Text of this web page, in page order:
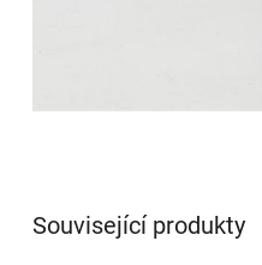
Související produkty